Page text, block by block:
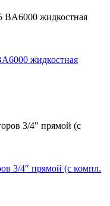
жидкостная
3/4″ прямой (c компл.